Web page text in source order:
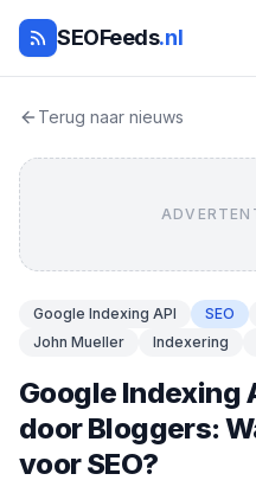
SEOFeeds.nl
Terug naar nieuws
Google Indexing API SEO
John Mueller
Indexering
Google Indexing
door Bloggers:
voor SEO?